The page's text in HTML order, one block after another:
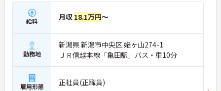
給料 月収 18.1万円～
勤務地
新潟県 新潟市中央区 姥ヶ山274-1
ＪＲ信越本線「亀田駅」バス・車10分
雇用形態 正社員(正職員)